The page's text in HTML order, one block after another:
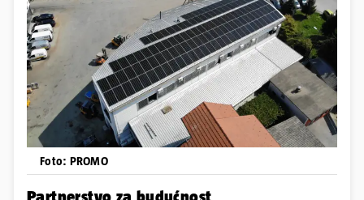
Foto: PROMO
Partnerstvo za budućnost